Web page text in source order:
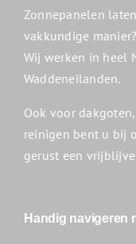
Zonnepanelen
vakkundige
Wij werken in heel
Waddeneilanden.
Ook voor
reinigen bent u bij
gerust een
Handig navigeren